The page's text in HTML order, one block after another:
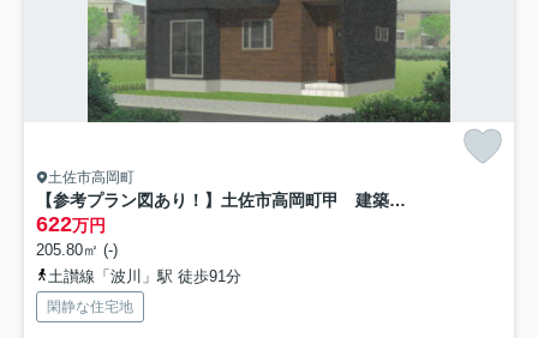
土佐市高岡町
【参考プラン図あり！】土佐市高岡町甲 建築条件付き売土地
622万円
205.80㎡ (-)
土讃線「波川」駅 徒歩91分
閑静な住宅地